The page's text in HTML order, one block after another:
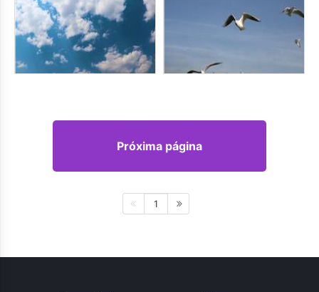
Próxima página
1